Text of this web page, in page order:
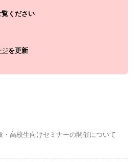
覧ください
ジを更新
・高校生向けセミナーの開催について